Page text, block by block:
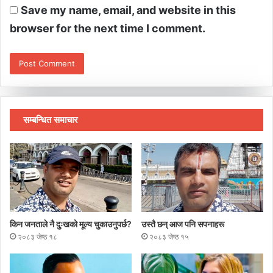
Save my name, email, and website in this
browser for the next time I comment.
सम्बन्धित समाचार
किन जनताले नै दुःखको मूल्य चुकाउनुपर्छ?
२०८३ जेष्ठ १८
उस्तै छन् आज पनि सपनाहरू
२०८३ जेष्ठ १५